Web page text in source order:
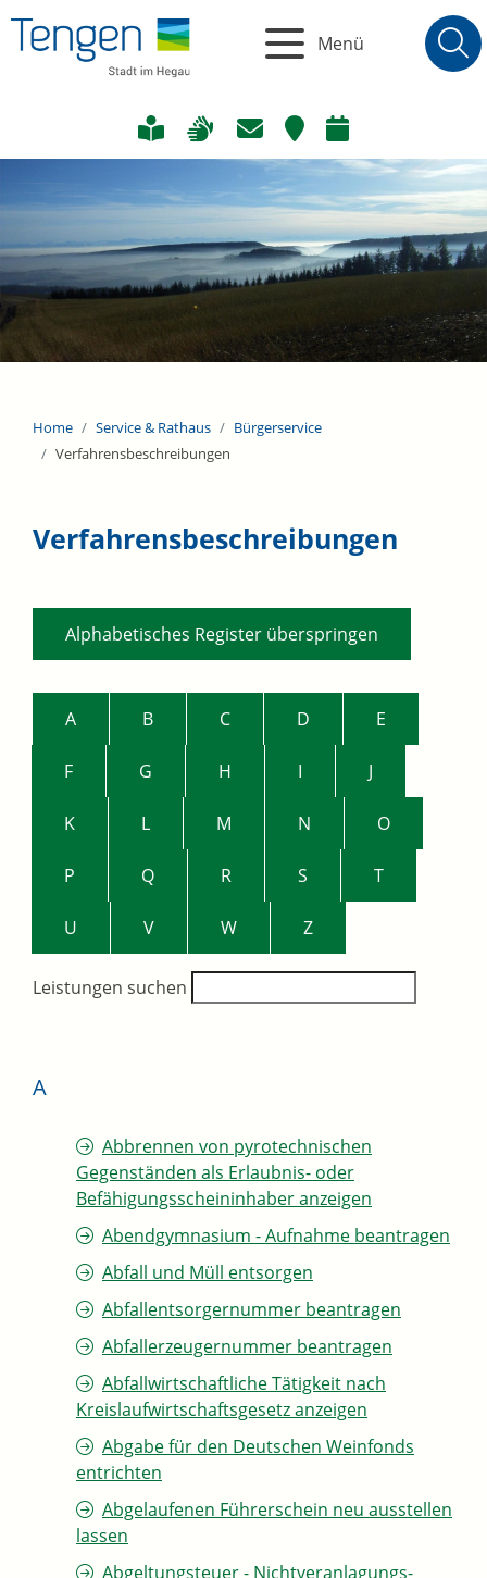
Menü
Home Service & Rathaus
Bürgerservice
Verfahrensbeschreibungen
Verfahrensbeschreibungen
Alphabetisches Register überspringen
A B C D E
F G H I J
K L M N O
P Q R S T
U V W Z
Leistungen suchen
A
Abbrennen von pyrotechnischen
Gegenständen als Erlaubnis- oder
Befähigungsscheininhaber anzeigen
Abendgymnasium - Aufnahme beantragen
Abfall und Müll entsorgen
Abfallentsorgernummer beantragen
Abfallerzeugernummer beantragen
Abfallwirtschaftliche Tätigkeit nach
Kreislaufwirtschaftsgesetz anzeigen
Abgabe für den Deutschen Weinfonds
entrichten
Abgelaufenen Führerschein neu ausstellen
lassen
Abgeltungsteuer - Nichtveranlagungs-